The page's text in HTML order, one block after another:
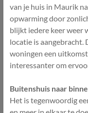
van je huis in Maurik
opwarming door
blijkt iedere keer weer
locatie is
woningen een
interessanter om
Buitenshuis naar
Het is tegenwoordig